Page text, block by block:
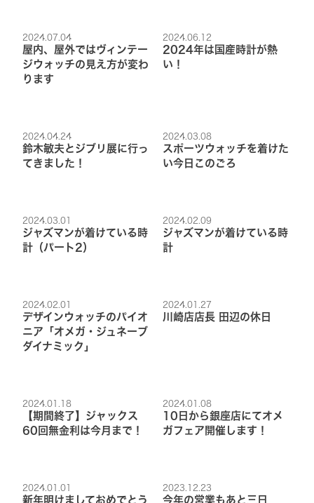
2024.07.04
屋内、屋外ではヴィンテー
ジウォッチの見え方が変わ
ります
2024.06.12
2024年は国産時計が熱
い！
2024.04.24
鈴木敏夫とジブリ展に行っ
てきました！
2024.03.08
スポーツウォッチを着けた
い今日このごろ
2024.03.01
ジャズマンが着けている時
計（パート2）
2024.02.09
ジャズマンが着けている時
計
2024.02.01
デザインウォッチのパイオ
ニア「オメガ・ジュネーブ
ダイナミック」
2024.01.27
川崎店店長 田辺の休日
2024.01.18
【期間終了】ジャックス
60回無金利は今月まで！
2024.01.08
10日から銀座店にてオメ
ガフェア開催します！
2024.01.01
新年明けましておめでとう
2023.12.23
今年の営業もあと三日